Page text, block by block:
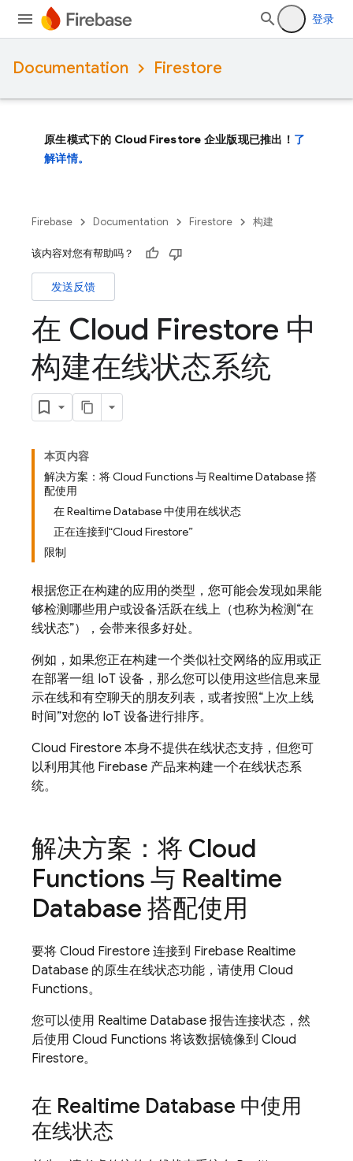
登录
Documentation Firestore
原生模式下的 Cloud Firestore 企业版现已推出！ 了
解详情。
Firebase Documentation Firestore 构建
该内容对您有帮助吗？
发送反馈
在 Cloud Firestore 中
构建在线状态系统
本页内容
解决方案：将 Cloud Functions 与 Realtime Database 搭
配使用
在 Realtime Database 中使用在线状态
正在连接到“Cloud Firestore”
限制
根据您正在构建的应用的类型，您可能会发现如果能
够检测哪些用户或设备活跃在线上（也称为检测“在
线状态”），会带来很多好处。
例如，如果您正在构建一个类似社交网络的应用或正
在部署一组 IoT 设备，那么您可以使用这些信息来显
示在线和有空聊天的朋友列表，或者按照“上次上线
时间”对您的 IoT 设备进行排序。
Cloud Firestore 本身不提供在线状态支持，但您可
以利用其他 Firebase 产品来构建一个在线状态系
统。
解决方案：将 Cloud
Functions 与 Realtime
Database 搭配使用
要将 Cloud Firestore 连接到 Firebase Realtime
Database 的原生在线状态功能，请使用 Cloud
Functions。
您可以使用 Realtime Database 报告连接状态，然
后使用 Cloud Functions 将该数据镜像到 Cloud
Firestore。
在 Realtime Database 中使用
在线状态